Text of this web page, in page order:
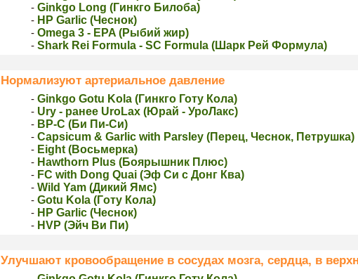
- Ginkgo Long (Гинкго Билоба)
- HP Garlic (Чеснoк)
- Omega 3 - EPA (Рыбий жир)
- Shark Rei Formula - SC Formula (Шарк Рей Формула)
Нормализуют артериальное давление
- Ginkgo Gotu Kola (Гинкго Готу Кола)
- Ury - ранее UroLax (Юрай - УроЛакс)
- BP-C (Би Пи-Си)
- Capsicum & Garlic with Parsley (Перец, Чеснок, Петрушка)
- Eight (Восьмерка)
- Hawthorn Plus (Боярышник Плюс)
- FC with Dong Quai (Эф Си с Донг Ква)
- Wild Yam (Дикий Ямс)
- Gotu Kola (Гoту Кола)
- HP Garlic (Чеснoк)
- HVP (Эйч Ви Пи)
Улучшают кровообращение в сосудах мозга, сердца, в